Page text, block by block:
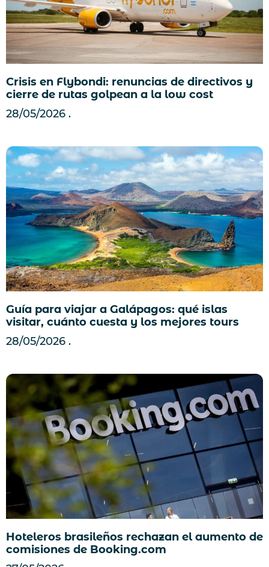
Crisis en Flybondi: renuncias de directivos y
cierre de rutas golpean a la low cost
28/05/2026
Guía para viajar a Galápagos: qué islas
visitar, cuánto cuesta y los mejores tours
28/05/2026
Hoteleros brasileños rechazan el aumento de
comisiones de Booking.com